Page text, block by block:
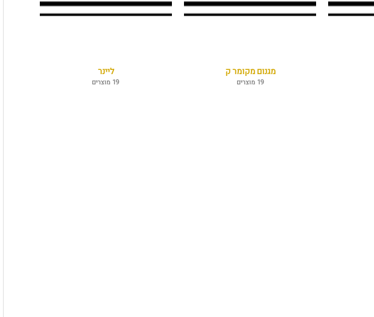
מגנום מקומר ק
19 מוצרים
ליינר
19 מוצרים